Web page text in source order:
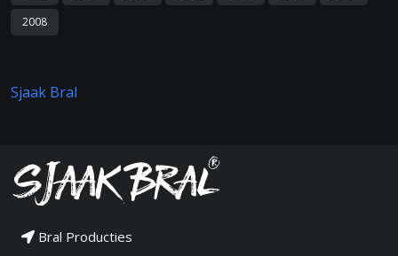
2008
Sjaak Bral
Bral Producties